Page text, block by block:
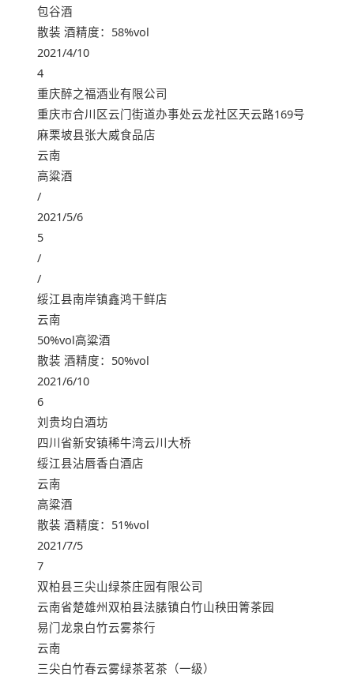
包谷酒
散装 酒精度：58%vol
2021/4/10
4
重庆醉之福酒业有限公司
重庆市合川区云门街道办事处云龙社区天云路169号
麻栗坡县张大威食品店
云南
高粱酒
/
2021/5/6
5
/
/
绥江县南岸镇鑫鸿干鲜店
云南
50%vol高粱酒
散装 酒精度：50%vol
2021/6/10
6
刘贵均白酒坊
四川省新安镇稀牛湾云川大桥
绥江县沾唇香白酒店
云南
高粱酒
散装 酒精度：51%vol
2021/7/5
7
双柏县三尖山绿茶庄园有限公司
云南省楚雄州双柏县法脿镇白竹山秧田箐茶园
易门龙泉白竹云雾茶行
云南
三尖白竹春云雾绿茶茗茶（一级）